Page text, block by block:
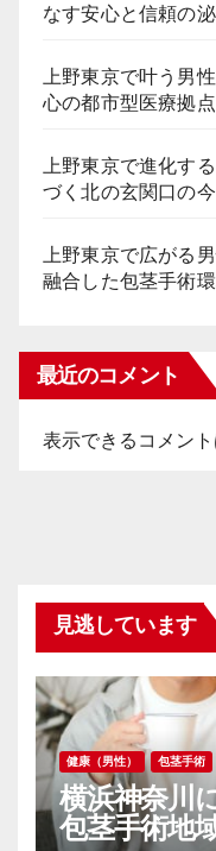
なす安心と信頼の
上野東京で叶う男
心の都市型医療拠点
上野東京で進化す
づく北の玄関口の今
上野東京で広がる
融合した包茎手術
最近のコメント
表示できるコメント
見逃しています
健康（男性） 包茎手術
横浜神奈川
包茎手術地